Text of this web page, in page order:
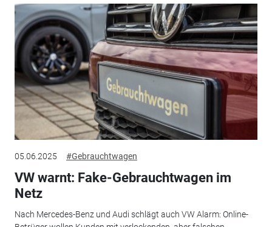
05.06.2025 #Gebrauchtwagen
VW warnt: Fake-Gebrauchtwagen im
Netz
Nach Mercedes-Benz und Audi schlägt auch VW Alarm: Online-